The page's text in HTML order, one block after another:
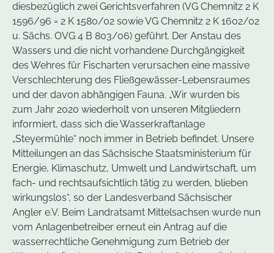
diesbezüglich zwei Gerichtsverfahren (VG Chemnitz 2 K
1596/96 = 2 K 1580/02 sowie VG Chemnitz 2 K 1602/02
u. Sächs. OVG 4 B 803/06) geführt. Der Anstau des
Wassers und die nicht vorhandene Durchgängigkeit
des Wehres für Fischarten verursachen eine massive
Verschlechterung des Fließgewässer-Lebensraumes
und der davon abhängigen Fauna. „Wir wurden bis
zum Jahr 2020 wiederholt von unseren Mitgliedern
informiert, dass sich die Wasserkraftanlage
„Steyermühle“ noch immer in Betrieb befindet. Unsere
Mitteilungen an das Sächsische Staatsministerium für
Energie, Klimaschutz, Umwelt und Landwirtschaft, um
fach- und rechtsaufsichtlich tätig zu werden, blieben
wirkungslos“, so der Landesverband Sächsischer
Angler e.V. Beim Landratsamt Mittelsachsen wurde nun
vom Anlagenbetreiber erneut ein Antrag auf die
wasserrechtliche Genehmigung zum Betrieb der